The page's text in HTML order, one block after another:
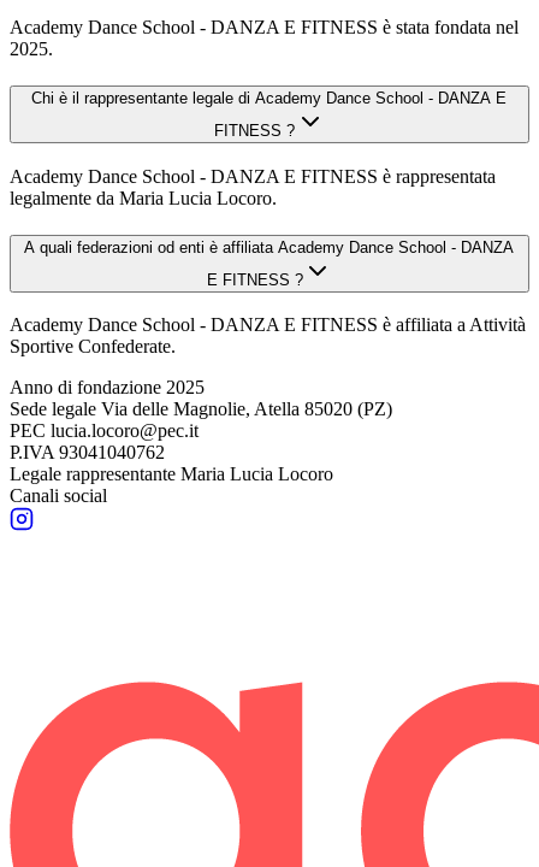
Academy Dance School - DANZA E FITNESS è stata fondata nel
2025.
Chi è il rappresentante legale di Academy Dance School - DANZA E
FITNESS ?
Academy Dance School - DANZA E FITNESS è rappresentata
legalmente da Maria Lucia Locoro.
A quali federazioni od enti è affiliata Academy Dance School - DANZA
E FITNESS ?
Academy Dance School - DANZA E FITNESS è affiliata a Attività
Sportive Confederate.
Anno di fondazione 2025
Sede legale Via delle Magnolie, Atella 85020 (PZ)
PEC lucia.locoro@pec.it
P.IVA 93041040762
Legale rappresentante Maria Lucia Locoro
Canali social